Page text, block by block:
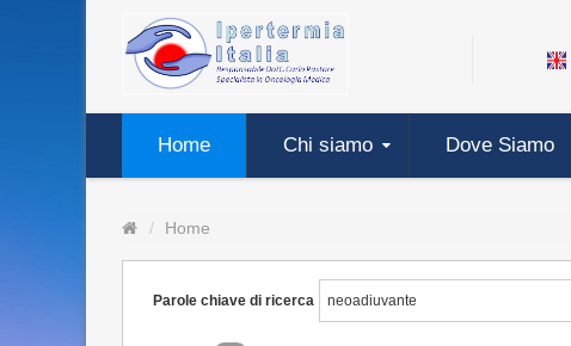
Home Chi siamo Dove Siamo
Home
Parole chiave di ricerca